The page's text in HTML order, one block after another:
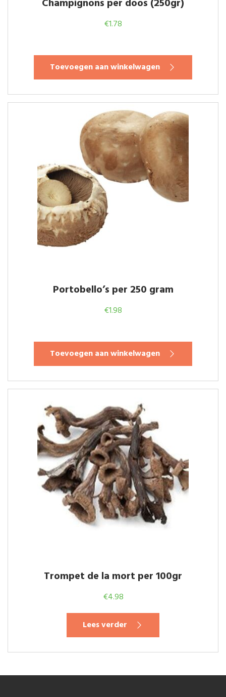
Champignons per doos (250gr)
€1.78
Toevoegen aan winkelwagen
Portobello’s per 250 gram
€1.98
Toevoegen aan winkelwagen
Trompet de la mort per 100gr
€4.98
Lees verder